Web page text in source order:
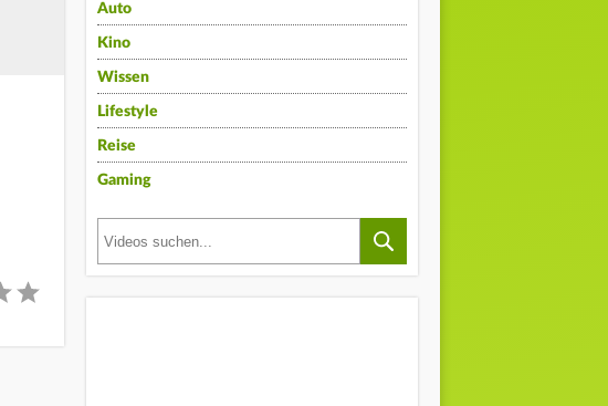
Auto
Kino
Wissen
Lifestyle
Reise
Gaming